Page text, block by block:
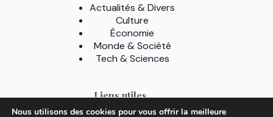
Actualités & Divers
Culture
Économie
Monde & Société
Tech & Sciences
Liens utiles
Nous utilisons des cookies pour vous offrir la meilleure